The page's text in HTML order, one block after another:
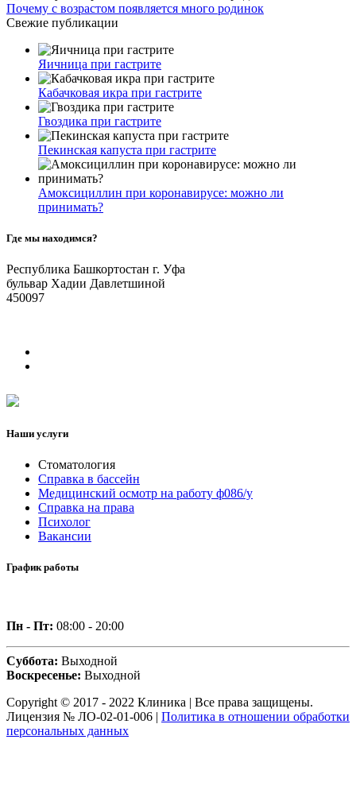
Почему с возрастом появляется много родинок
Свежие публикации
Яичница при гастрите
Кабачковая икра при гастрите
Гвоздика при гастрите
Пекинская капуста при гастрите
Амоксициллин при коронавирусе: можно ли
принимать?
Где мы находимся?
Республика Башкортостан г. Уфа
бульвар Хадии Давлетшиной
450097
Наши услуги
Стоматология
Справка в бассейн
Медицинский осмотр на работу ф086/у
Справка на права
Психолог
Вакансии
График работы
Пн - Пт: 08:00 - 20:00
Суббота: Выходной
Воскресенье: Выходной
Copyright © 2017 - 2022 Клиника | Все права защищены.
Лицензия № ЛО-02-01-006 | Политика в отношении обработки
персональных данных